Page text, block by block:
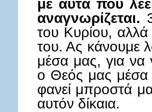
με αυτά που
αναγνωρίζεται.
του Κυρίου, αλλά
του. Ας κάνουμε
μέσα μας, για να
ο Θεός μας μέσα
φανεί μπροστά
αυτόν δίκαια.